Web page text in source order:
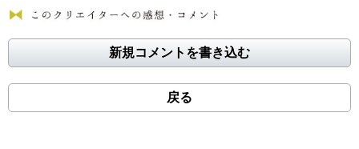
新規コメントを書き込む
戻る